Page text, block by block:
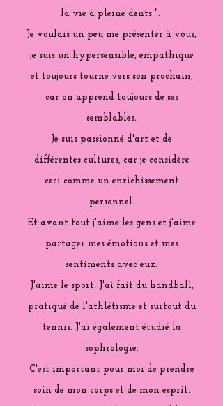
la vie à pleine dents ".
Je voulais un peu me présenter à vous,
je suis un hypersensible, empathique
et toujours tourné vers son prochain,
car on apprend toujours de ses
semblables.
Je suis passionné d'art et de
différentes cultures, car je considère
ceci comme un enrichissement
personnel.
Et avant tout j'aime les gens et j'aime
partager mes émotions et mes
sentiments avec eux.
J'aime le sport. J'ai fait du handball,
pratiqué de l'athlétisme et surtout du
tennis. J'ai également étudié la
sophrologie.
C'est important pour moi de prendre
soin de mon corps et de mon esprit.